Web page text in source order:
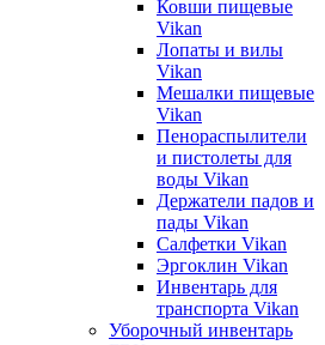
Ковши пищевые
Vikan
Лопаты и вилы
Vikan
Мешалки пищевые
Vikan
Пенораспылители
и пистолеты для
воды Vikan
Держатели падов и
пады Vikan
Салфетки Vikan
Эргоклин Vikan
Инвентарь для
транспорта Vikan
Уборочный инвентарь